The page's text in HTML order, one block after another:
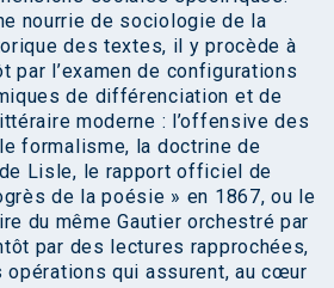
nourrie de sociologie de la
des textes, il y procède à
par l’examen de configurations
de différenciation et de
moderne : l’offensive des
formalisme, la doctrine de
Lisle, le rapport officiel de
de la poésie » en 1867, ou le
du même Gautier orchestré par
par des lectures rapprochées,
qui assurent, au cœur